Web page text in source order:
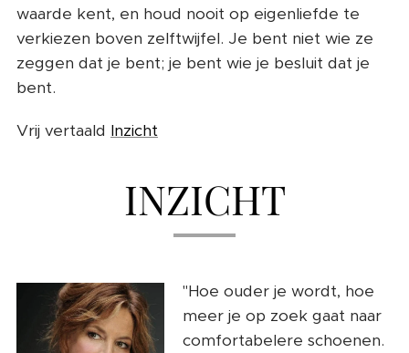
waarde kent, en houd nooit op eigenliefde te
verkiezen boven zelftwijfel. Je bent niet wie ze
zeggen dat je bent; je bent wie je besluit dat je
bent.
Vrij vertaald Inzicht
INZICHT
"Hoe ouder je wordt, hoe
meer je op zoek gaat naar
comfortabelere schoenen.